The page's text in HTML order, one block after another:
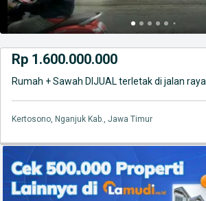
Rp 1.600.000.000
Rumah + Sawah DIJUAL terletak di jalan raya
Kertosono, Nganjuk Kab., Jawa Timur